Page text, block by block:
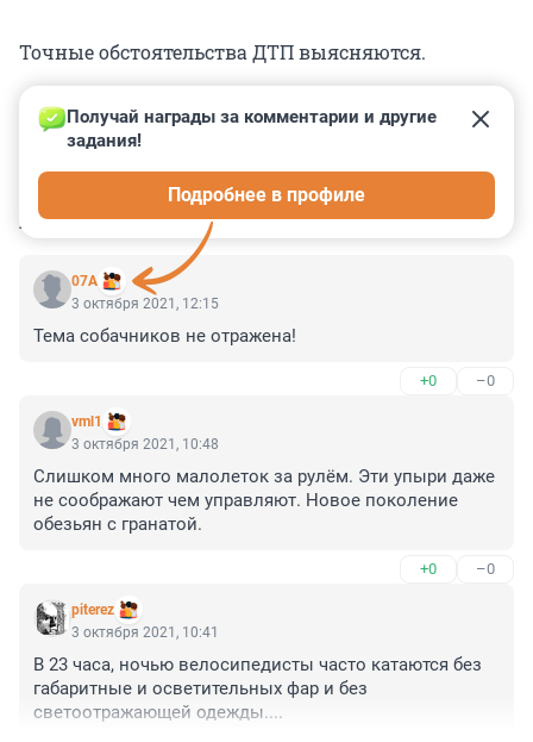
Точные обстоятельства ДТП выясняются.
КОММЕНТАРИИ 35
07A
Получай награды за комментарии и другие
задания!
Подробнее в профиле
3 октября 2021, 12:15
Тема собачников не отражена!
+0 –0
vml1
3 октября 2021, 10:48
Слишком много малолеток за рулём. Эти упыри даже
не соображают чем управляют. Новое поколение
обезьян с гранатой.
+0 –0
piterez
3 октября 2021, 10:41
В 23 часа, ночью велосипедисты часто катаются без
габаритные и осветительных фар и без
светоотражающей одежды....